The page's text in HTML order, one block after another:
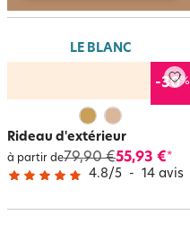
LE BLANC
-30%
Rideau d'extérieur
à partir de79,90 €55,93 €*
4.8/5 - 14 avis